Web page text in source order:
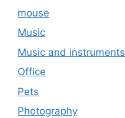
mouse
Music
Music and instruments
Office
Pets
Photography